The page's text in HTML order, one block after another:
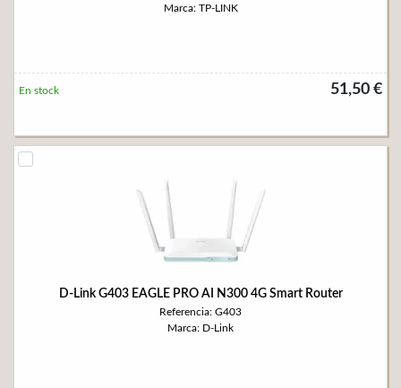
Marca: TP-LINK
51,50 €
En stock
D-Link G403 EAGLE PRO AI N300 4G Smart Router
Referencia: G403
Marca: D-Link